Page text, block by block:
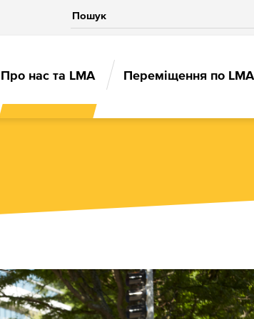
MAIN
Про нас та LMA Переміщення по LMA